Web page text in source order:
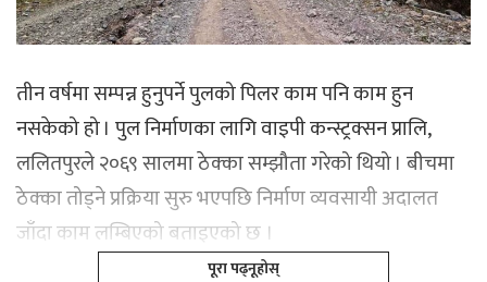
तीन वर्षमा सम्पन्न हुनुपर्ने पुलको पिलर काम पनि काम हुन
नसकेको हो । पुल निर्माणका लागि वाइपी कन्स्ट्रक्सन प्रालि,
ललितपुरले २०६९ सालमा ठेक्का सम्झौता गरेको थियो । बीचमा
ठेक्का तोड्ने प्रक्रिया सुरु भएपछि निर्माण व्यवसायी अदालत
जाँदा काम लम्बिएको बताइएको छ ।
पूरा पढ्नूहोस्